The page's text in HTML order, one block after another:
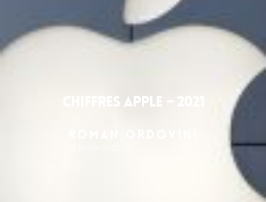
Chiffres Apple – 2021